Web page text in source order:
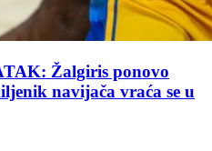
Žalgiris ponovo
navijača vraća se u